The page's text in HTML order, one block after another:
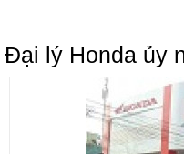
Đại lý Honda ủy